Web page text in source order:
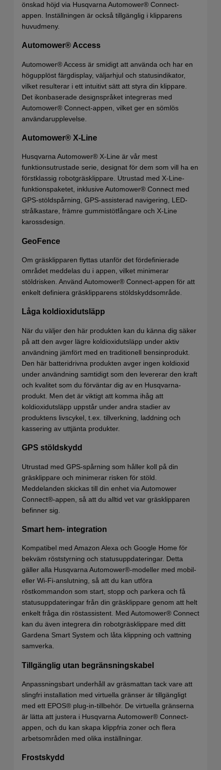
önskad höjd via Husqvarna Automower® Connect-
appen. Inställningen är också tillgänglig i klipparens
huvudmeny.
Automower® Access
Automower® Access är smidigt att använda och har en
högupplöst färgdisplay, väljarhjul och statusindikator,
vilket resulterar i ett intuitivt sätt att styra din klippare.
Det ikonbaserade designspråket integreras med
Automower® Connect-appen, vilket ger en sömlös
användarupplevelse.
Automower® X-Line
Husqvarna Automower® X-Line är vår mest
funktionsutrustade serie, designat för dem som vill ha en
förstklassig robotgräsklippare. Utrustad med X-Line-
funktionspaketet, inklusive Automower® Connect med
GPS-stöldspårning, GPS-assisterad navigering, LED-
strålkastare, främre gummistötfångare och X-Line
karossdesign.
GeoFence
Om gräsklipparen flyttas utanför det fördefinierade
området meddelas du i appen, vilket minimerar
stöldrisken. Använd Automower® Connect-appen för att
enkelt definiera gräsklipparens stöldskyddsområde.
Låga koldioxidutsläpp
När du väljer den här produkten kan du känna dig säker
på att den avger lägre koldioxidutsläpp under aktiv
användning jämfört med en traditionell bensinprodukt.
Den här batteridrivna produkten avger ingen koldioxid
under användning samtidigt som den levererar den kraft
och kvalitet som du förväntar dig av en Husqvarna-
produkt. Men det är viktigt att komma ihåg att
koldioxidutsläpp uppstår under andra stadier av
produktens livscykel, t.ex. tillverkning, laddning och
kassering av uttjänta produkter.
GPS stöldskydd
Utrustad med GPS-spårning som håller koll på din
gräsklippare och minimerar risken för stöld.
Meddelanden skickas till din enhet via Automower
Connect®-appen, så att du alltid vet var gräsklipparen
befinner sig.
Smart hem- integration
Kompatibel med Amazon Alexa och Google Home för
bekväm röststyrning och statusuppdateringar. Detta
gäller alla Husqvarna Automower®-modeller med mobil-
eller Wi-Fi-anslutning, så att du kan utföra
röstkommandon som start, stopp och parkera och få
statusuppdateringar från din gräsklippare genom att helt
enkelt fråga din röstassistent. Med Automower® Connect
kan du även integrera din robotgräsklippare med ditt
Gardena Smart System och låta klippning och vattning
samverka.
Tillgänglig utan begränsningskabel
Anpassningsbart underhåll av gräsmattan tack vare att
slingfri installation med virtuella gränser är tillgängligt
med ett EPOS® plug-in-tillbehör. De virtuella gränserna
är lätta att justera i Husqvarna Automower® Connect-
appen, och du kan skapa klippfria zoner och flera
arbetsområden med olika inställningar.
Frostskydd